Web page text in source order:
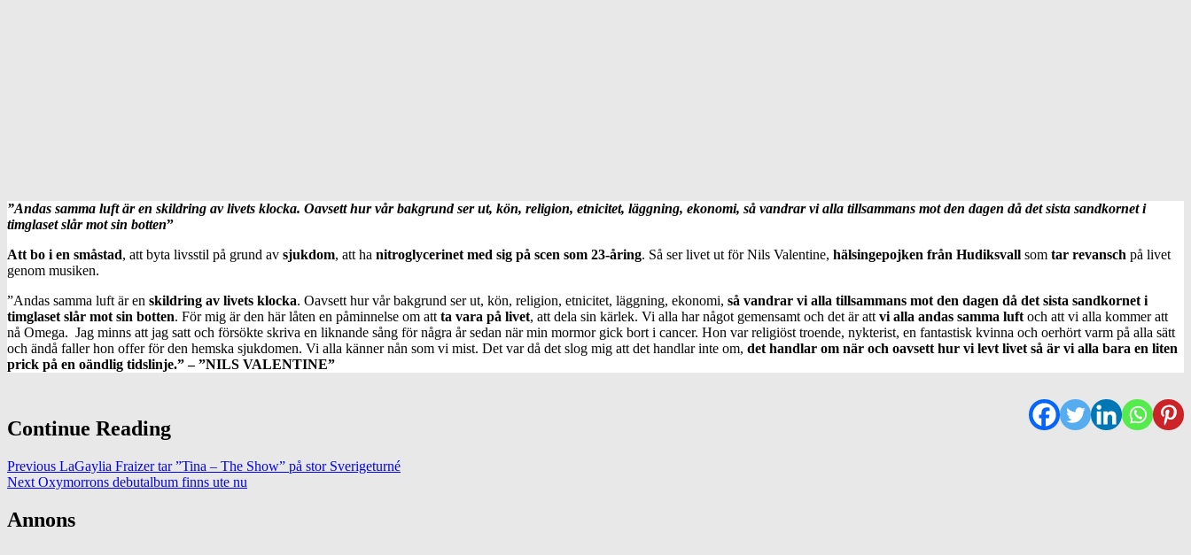
”Andas samma luft är en skildring av livets klocka. Oavsett hur vår bakgrund ser ut, kön, religion, etnicitet, läggning, ekonomi, så vandrar vi alla tillsammans mot den dagen då det sista sandkornet i
timglaset slår mot sin botten”
Att bo i en småstad, att byta livsstil på grund av sjukdom, att ha nitroglycerinet med sig på scen som 23-åring. Så ser livet ut för Nils Valentine, hälsingepojken från Hudiksvall som tar revansch på livet
genom musiken.
”Andas samma luft är en skildring av livets klocka. Oavsett hur vår bakgrund ser ut, kön, religion, etnicitet, läggning, ekonomi, så vandrar vi alla tillsammans mot den dagen då det sista sandkornet i
timglaset slår mot sin botten. För mig är den här låten en påminnelse om att ta vara på livet, att dela sin kärlek. Vi alla har något gemensamt och det är att vi alla andas samma luft och att vi alla kommer att
nå Omega. Jag minns att jag satt och försökte skriva en liknande sång för några år sedan när min mormor gick bort i cancer. Hon var religiöst troende, nykterist, en fantastisk kvinna och oerhört varm på alla sätt
och ändå faller hon offer för den hemska sjukdomen. Vi alla känner nån som vi mist. Det var då det slog mig att det handlar inte om, det handlar om när och oavsett hur vi levt livet så är vi alla bara en liten
prick på en oändlig tidslinje.” –”NILS VALENTINE”
Continue Reading
Previous LaGaylia Fraizer tar ”Tina – The Show” på stor Sverigeturné
Next Oxymorrons debutalbum finns ute nu
Annons